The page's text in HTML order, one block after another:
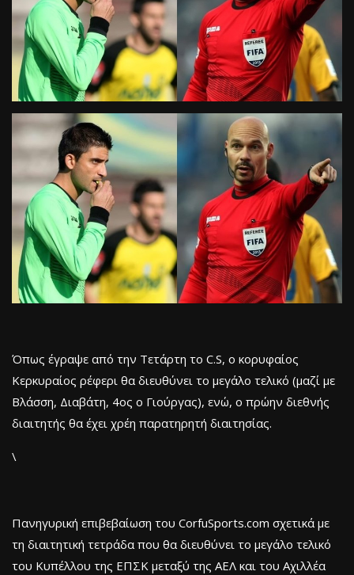
Όπως έγραψε από την Τετάρτη το C.S, ο κορυφαίος
Κερκυραίος ρέφερι θα διευθύνει το μεγάλο τελικό (μαζί με
Βλάσση, Διαβάτη, 4ος ο Γιούργας), ενώ, ο πρώην διεθνής
διαιτητής θα έχει χρέη παρατηρητή διαιτησίας.
\
Πανηγυρική επιβεβαίωση του CorfuSports.com σχετικά με
τη διαιτητική τετράδα που θα διευθύνει το μεγάλο τελικό
του Κυπέλλου της ΕΠΣΚ μεταξύ της ΑΕΛ και του Αχιλλέα